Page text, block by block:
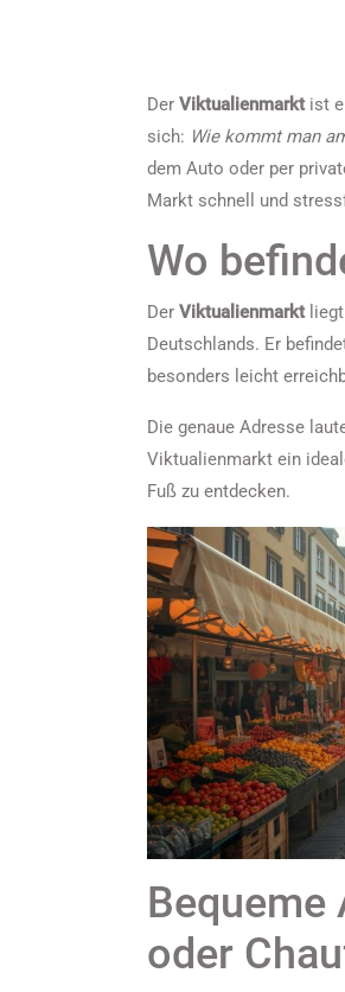
Der Viktualienmarktist
sich: Wie kommt man
dem Auto oder per
Markt schnell und
Wo
Der Viktualienmarktliegt
Deutschlands. Er
besonders leicht
Die genaue Adresse
Viktualienmarkt ein
Fuß zu entdecken.
Bequeme
oder